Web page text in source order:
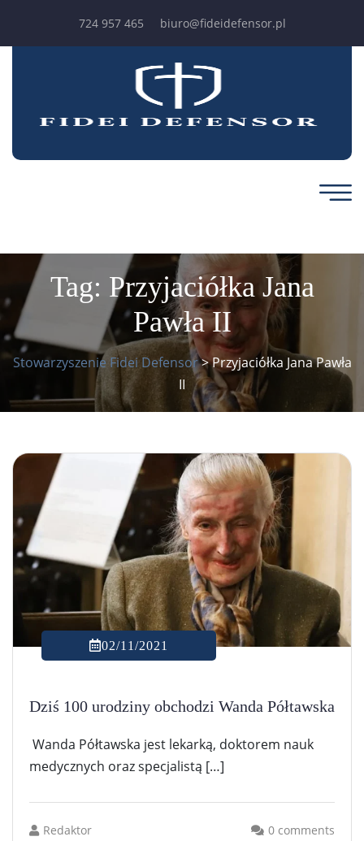
724 957 465 biuro@fideidefensor.pl
Tag: Przyjaciółka Jana
Pawła II
Stowarzyszenie Fidei Defensor>Przyjaciółka Jana Pawła
II
02/11/2021
Dziś 100 urodziny obchodzi Wanda Półtawska
Wanda Półtawska jest lekarką, doktorem nauk
medycznych oraz specjalistą […]
Redaktor 0 comments